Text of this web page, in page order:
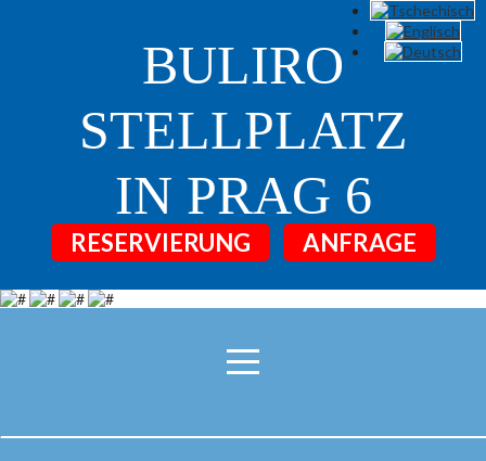
BULIRO
STELLPLATZ
IN PRAG 6
RESERVIERUNG ANFRAGE